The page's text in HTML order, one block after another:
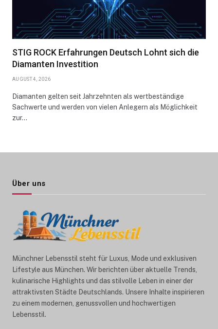
STIG ROCK Erfahrungen Deutsch Lohnt sich die
Diamanten Investition
AUGUST 4, 2026
Diamanten gelten seit Jahrzehnten als wertbeständige
Sachwerte und werden von vielen Anlegern als Möglichkeit
zur…
Über uns
Münchner Lebensstil steht für Luxus, Mode und exklusiven
Lifestyle aus München. Wir berichten über aktuelle Trends,
kulinarische Highlights und das stilvolle Leben in einer der
attraktivsten Städte Deutschlands. Unsere Inhalte inspirieren
zu einem modernen, genussvollen und hochwertigen
Lebensstil.